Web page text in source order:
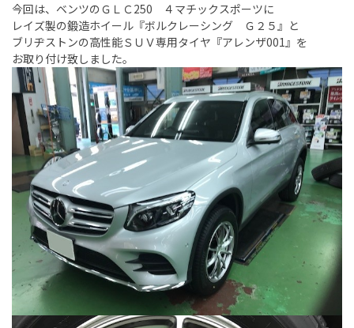
今回は、ベンツのＧＬＣ250 ４マチックスポーツに
レイズ製の鍛造ホイール『ボルクレーシング Ｇ２５』と
ブリヂストンの高性能ＳＵＶ専用タイヤ『アレンザ001』を
お取り付け致しました。